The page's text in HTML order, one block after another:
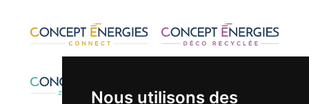
Nous utilisons des